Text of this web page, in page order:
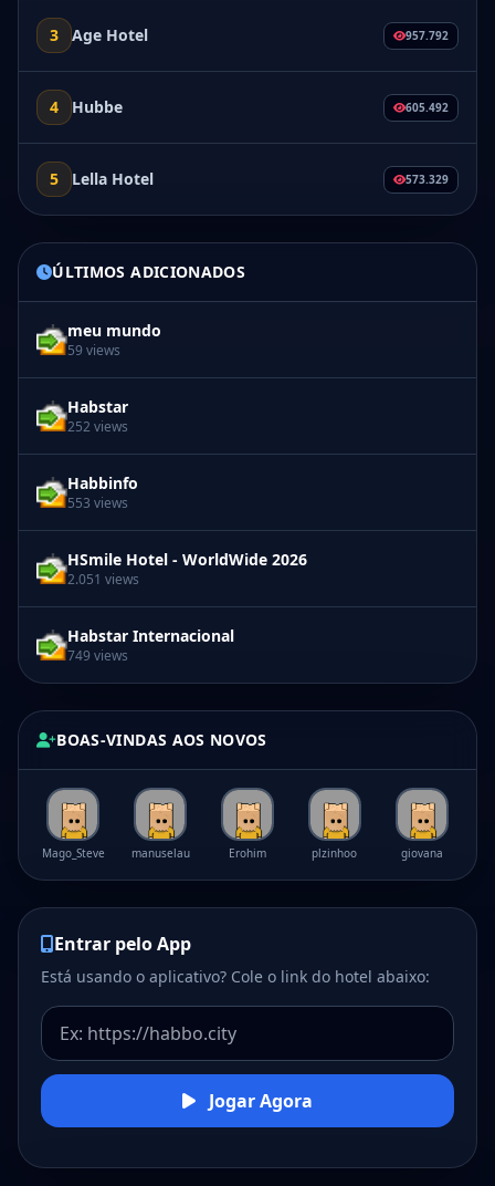
3 Age Hotel 957.792
4 Hubbe 605.492
5 Lella Hotel 573.329
ÚLTIMOS ADICIONADOS
meu mundo
59 views
Habstar
252 views
Habbinfo
553 views
HSmile Hotel - WorldWide 2026
2.051 views
Habstar Internacional
749 views
BOAS-VINDAS AOS NOVOS
Mago_Steve manuselau Erohim plzinhoo giovana
Entrar pelo App
Está usando o aplicativo? Cole o link do hotel abaixo:
Jogar Agora